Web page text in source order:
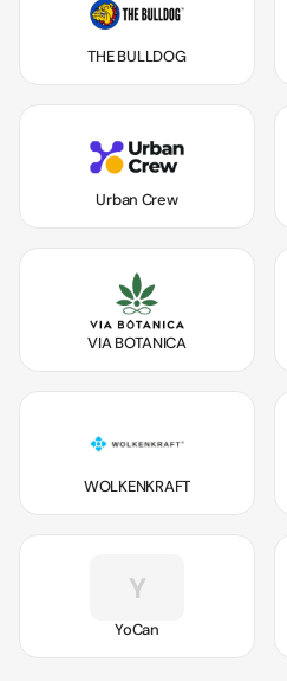
THE BULLDOG
Urban Crew
VIA BOTANICA
WOLKENKRAFT
Y
YoCan